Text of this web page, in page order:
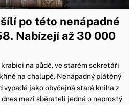
po této nenápadné
Nabízejí až 30 000
na půdě, ve starém sekretáři
na chalupě. Nenápadný plátěný
vypadá jako obyčejná stará kniha z
mezi sběrateli jedná o naprostý